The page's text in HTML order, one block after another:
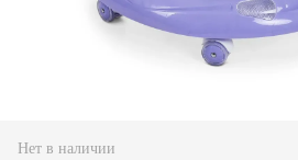
Нет в наличии